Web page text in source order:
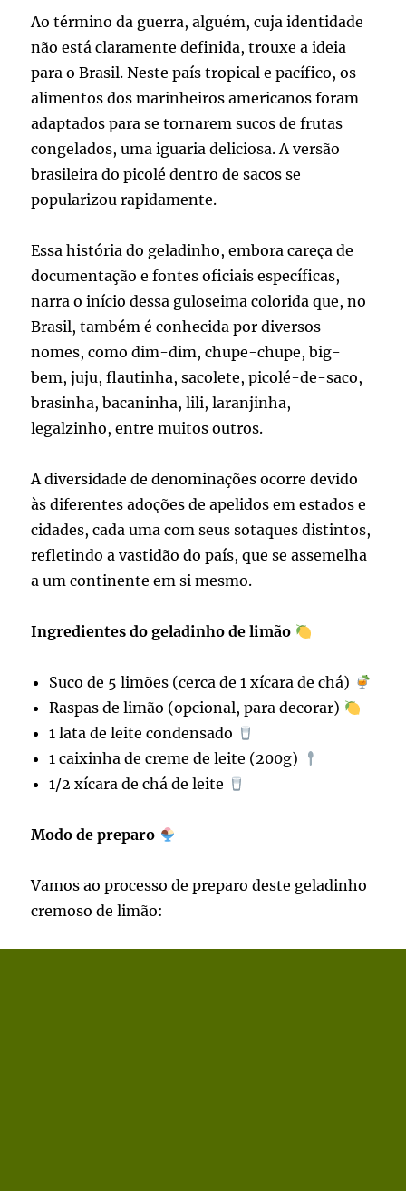
Ao término da guerra, alguém, cuja identidade
não está claramente definida, trouxe a ideia
para o Brasil. Neste país tropical e pacífico, os
alimentos dos marinheiros americanos foram
adaptados para se tornarem sucos de frutas
congelados, uma iguaria deliciosa. A versão
brasileira do picolé dentro de sacos se
popularizou rapidamente.
Essa história do geladinho, embora careça de
documentação e fontes oficiais específicas,
narra o início dessa guloseima colorida que, no
Brasil, também é conhecida por diversos
nomes, como dim-dim, chupe-chupe, big-
bem, juju, flautinha, sacolete, picolé-de-saco,
brasinha, bacaninha, lili, laranjinha,
legalzinho, entre muitos outros.
A diversidade de denominações ocorre devido
às diferentes adoções de apelidos em estados e
cidades, cada uma com seus sotaques distintos,
refletindo a vastidão do país, que se assemelha
a um continente em si mesmo.
Ingredientes do geladinho de limão
Suco de 5 limões (cerca de 1 xícara de chá)
Raspas de limão (opcional, para decorar)
1 lata de leite condensado
1 caixinha de creme de leite (200g)
1/2 xícara de chá de leite
Modo de preparo
Vamos ao processo de preparo deste geladinho
cremoso de limão: